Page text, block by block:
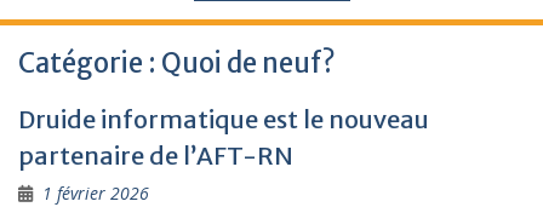
Catégorie : Quoi de neuf?
Druide informatique est le nouveau
partenaire de l’AFT-RN
1 février 2026